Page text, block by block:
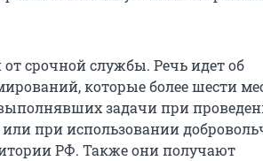
срочной службы. Речь идет об
которые более шести
задачи при
при использовании
РФ. Также они получают